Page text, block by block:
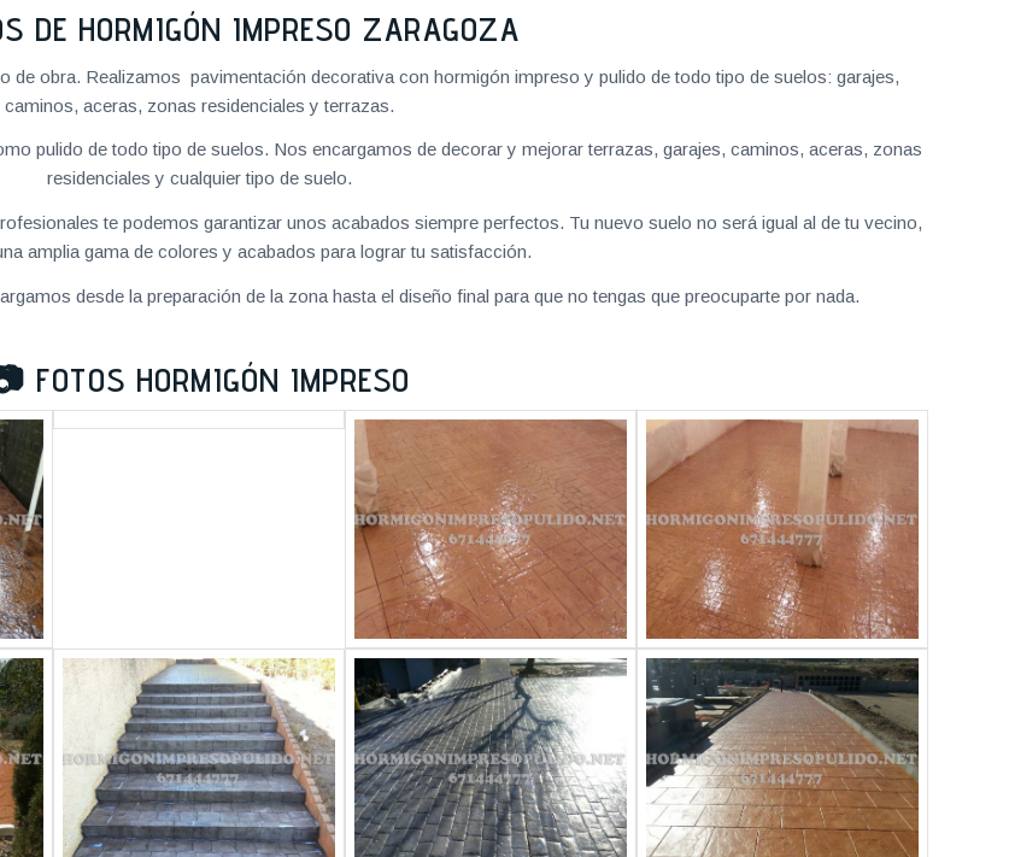
DE HORMIGÓN IMPRESO ZARAGOZA
de obra. Realizamos pavimentación decorativa con hormigón impreso y pulido de todo tipo de suelos: garajes,
caminos, aceras, zonas residenciales y terrazas.
pulido de todo tipo de suelos. Nos encargamos de decorar y mejorar terrazas, garajes, caminos, aceras, zonas
residenciales y cualquier tipo de suelo.
te podemos garantizar unos acabados siempre perfectos. Tu nuevo suelo no será igual al de tu vecino,
amplia gama de colores y acabados para lograr tu satisfacción.
desde la preparación de la zona hasta el diseño final para que no tengas que preocuparte por nada.
FOTOS HORMIGÓN IMPRESO